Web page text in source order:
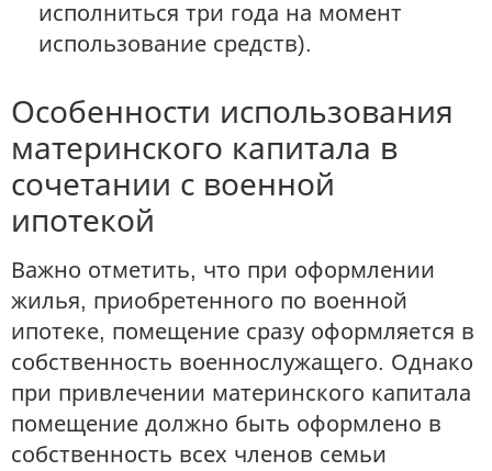
исполниться три года на момент
использование средств).
Особенности использования
материнского капитала в
сочетании с военной
ипотекой
Важно отметить, что при оформлении
жилья, приобретенного по военной
ипотеке, помещение сразу оформляется в
собственность военнослужащего. Однако
при привлечении материнского капитала
помещение должно быть оформлено в
собственность всех членов семьи